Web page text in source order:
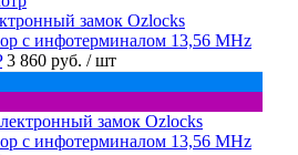
замок Ozlocks
с инфотерминалом 13,56 MHz
3 860 руб. / шт